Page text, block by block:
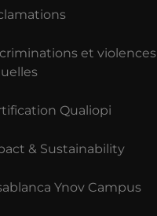
et violences
Qualiopi
& Sustainability
Ynov Campus